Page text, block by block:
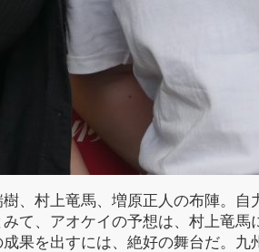
村上竜馬、増原正人の布陣。自
て、アオケイの予想は、村上竜
果を出すには、絶好の舞台だ。